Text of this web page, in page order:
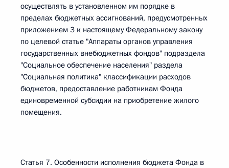
осуществлять в установленном им порядке в
пределах бюджетных ассигнований, предусмотренных
приложением 3 к настоящему Федеральному закону
по целевой статье "Аппараты органов управления
государственных внебюджетных фондов" подраздела
"Социальное обеспечение населения" раздела
"Социальная политика" классификации расходов
бюджетов, предоставление работникам Фонда
единовременной субсидии на приобретение жилого
помещения.
Статья 7. Особенности исполнения бюджета Фонда в